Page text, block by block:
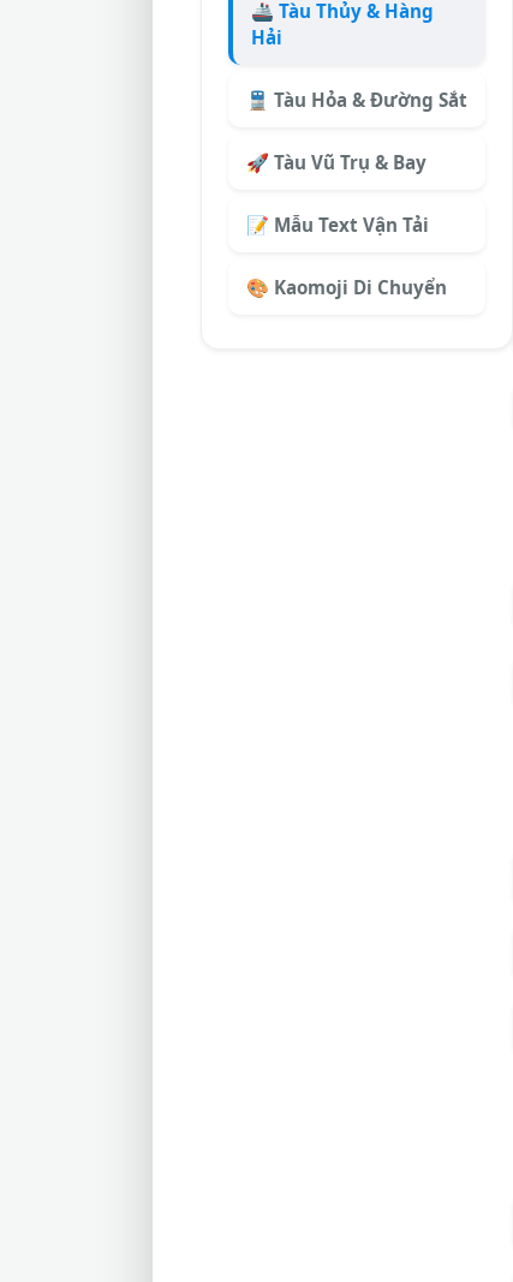
🚢 Tàu Thủy & Hàng
Hải
🚆 Tàu Hỏa & Đường Sắt
🚀 Tàu Vũ Trụ & Bay
📝 Mẫu Text Vận Tải
🎨 Kaomoji Di Chuyển